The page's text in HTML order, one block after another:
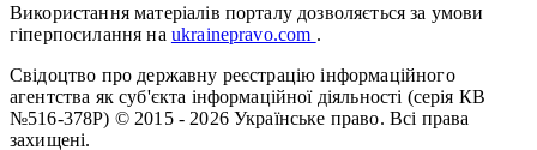
Використання матеріалів порталу дозволяється за умови
гіперпосилання на ukrainepravo.com .
Свідоцтво про державну реєстрацію інформаційного
агентства як суб'єкта інформаційної діяльності (серія КВ
№516-378Р) © 2015 - 2026 Українське право. Всі права
захищені.